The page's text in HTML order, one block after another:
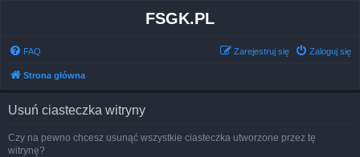
FSGK.PL
FAQ Zaloguj się
Zarejestruj się
Strona główna
Usuń ciasteczka witryny
Czy na pewno chcesz usunąć wszystkie ciasteczka utworzone przez tę
witrynę?